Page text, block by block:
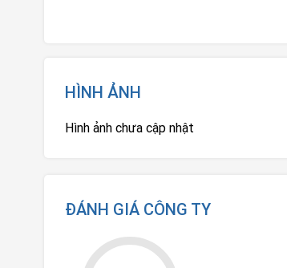
HÌNH ẢNH
Hình ảnh chưa cập nhật
ĐÁNH GIÁ CÔNG TY